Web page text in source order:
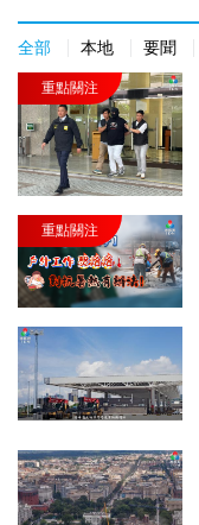
全部 本地 要聞